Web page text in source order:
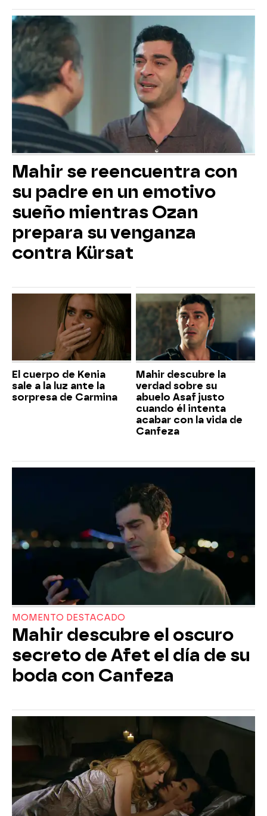
Mahir se reencuentra con
su padre en un emotivo
sueño mientras Ozan
prepara su venganza
contra Kürsat
El cuerpo de Kenia
sale a la luz ante la
sorpresa de Carmina
Mahir descubre la
verdad sobre su
abuelo Asaf justo
cuando él intenta
acabar con la vida de
Canfeza
MOMENTO DESTACADO
Mahir descubre el oscuro
secreto de Afet el día de su
boda con Canfeza